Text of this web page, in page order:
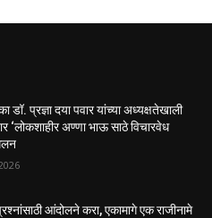
डॉ. प्रज्ञा दया पवार यांच्या अध्यक्षतेखाली
‘लोकशाहीर अण्णा भाऊ साठे विचारवेध
आंदोलने करा, एकामागे एक राजीनामे